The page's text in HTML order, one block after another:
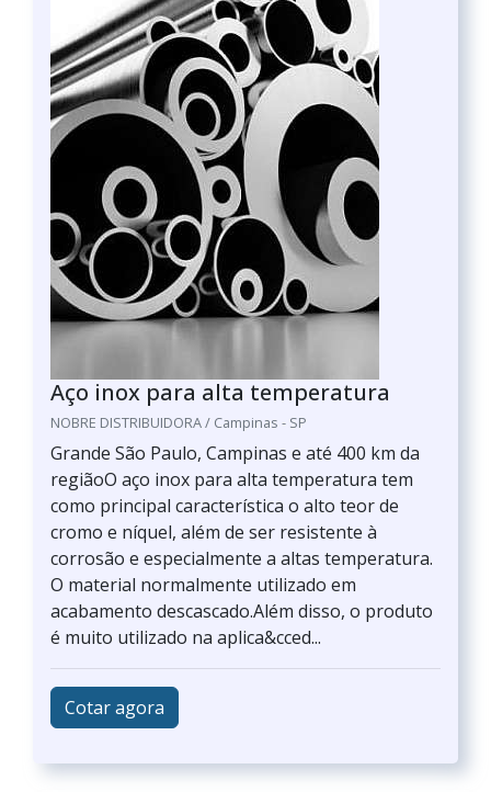
Aço inox para alta temperatura
NOBRE DISTRIBUIDORA / Campinas - SP
Grande São Paulo, Campinas e até 400 km da
regiãoO aço inox para alta temperatura tem
como principal característica o alto teor de
cromo e níquel, além de ser resistente à
corrosão e especialmente a altas temperatura.
O material normalmente utilizado em
acabamento descascado.Além disso, o produto
é muito utilizado na aplica&cced...
Cotar agora